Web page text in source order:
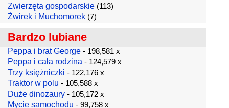
Zwierzęta gospodarskie (113)
Żwirek i Muchomorek (7)
Bardzo lubiane
Peppa i brat George - 198,581 x
Peppa i cała rodzina - 124,579 x
Trzy księżniczki - 122,176 x
Traktor w polu - 105,588 x
Duże dinozaury - 105,172 x
Mycie samochodu - 99,758 x